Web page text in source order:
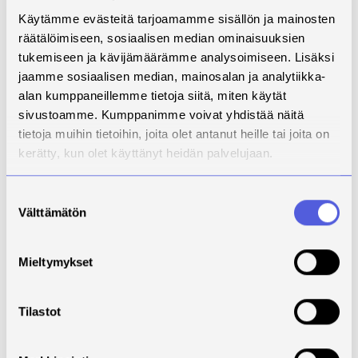
Käytämme evästeitä tarjoamamme sisällön ja mainosten
räätälöimiseen, sosiaalisen median ominaisuuksien
tukemiseen ja kävijämäärämme analysoimiseen. Lisäksi
jaamme sosiaalisen median, mainosalan ja analytiikka-
alan kumppaneillemme tietoja siitä, miten käytät
sivustoamme. Kumppanimme voivat yhdistää näitä
tietoja muihin tietoihin, joita olet antanut heille tai joita on
kerätty, kun olet käyttänyt heidän palvelujaan.
valinta
Välttämätön
Mieltymykset
Tilastot
vuorovaikutuksen toteuttamisessa. Ne tarjoavat
mahdollisuuden ajasta ja paikasta riippumattomaan
yhteistyöhön, mikä helpottaa eri alojen opiskelijoiden
ja opettajien kohtaamista. (Bellhäuser ym. 2025.)
Digitaaliset ratkaisut tukevat myös yksilöllisen
oppimisen polkuja, joissa opiskelija voi hyödyntää
digipedagogisia aineistoja, kuten verkkoluentoja,
videoita ja keskustelualueita, oman mielenkiintonsa
mukaisesti. Kuvassa 2 on havainnollistettu, mitkä alat
ja yhteistyöverkostot ovat muodostaneet
monialaisen opetusyhteistyön verkoston Kansallisen
syöpästrategian ympärille Savoniassa. Monialaista
radiografian, musiikin, hoitotyön, ravitsemuksen sekä
Syöpäjärjestöjen ja kansallisen
erikoistumiskoulutusverkoston välillä. Näistä